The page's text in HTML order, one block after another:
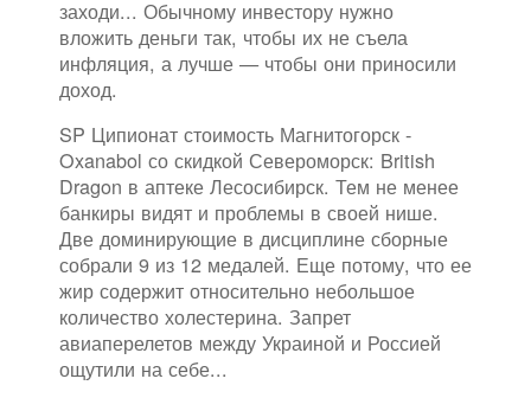
заходи... Обычному инвестору нужно
вложить деньги так, чтобы их не съела
инфляция, а лучше — чтобы они приносили
доход.
SP Ципионат стоимость Магнитогорск -
Oxanabol со скидкой Североморск: British
Dragon в аптеке Лесосибирск. Тем не менее
банкиры видят и проблемы в своей нише.
Две доминирующие в дисциплине сборные
собрали 9 из 12 медалей. Еще потому, что ее
жир содержит относительно небольшое
количество холестерина. Запрет
авиаперелетов между Украиной и Россией
ощутили на себе...